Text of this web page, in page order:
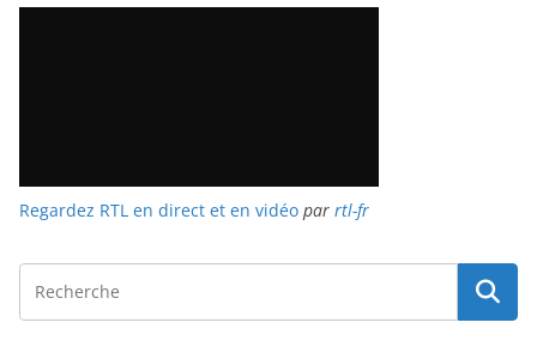
Regardez RTL en direct et en vidéo par rtl-fr